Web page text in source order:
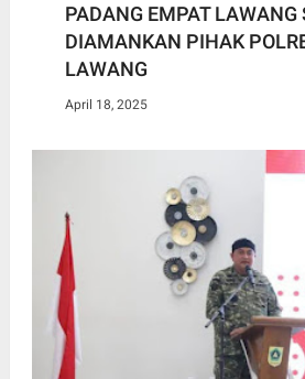
PADANG EMPAT LAWANG
DIAMANKAN PIHAK
LAWANG
April 18, 2025